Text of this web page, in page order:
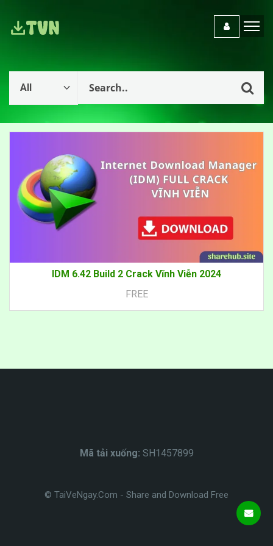
IDM 6.42 Build 2 Crack Vĩnh Viễn 2024
FREE
Mã tải xuống: SH1457899
© TaiVeNgay.Com - Share and Download Free